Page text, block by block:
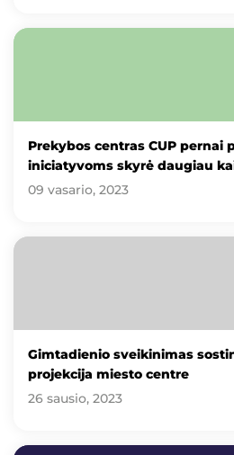
Prekybos centras CUP pernai
iniciatyvoms skyrė daugiau
09 vasario, 2023
Gimtadienio sveikinimas
projekcija miesto centre
26 sausio, 2023